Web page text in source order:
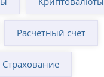
Расчетный счет
Страхование